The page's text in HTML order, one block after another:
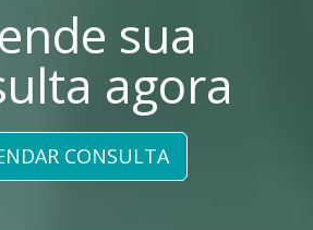
sua
agora
CONSULTA